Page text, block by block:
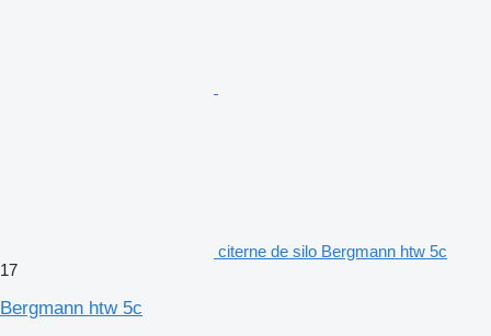
citerne de silo Bergmann htw 5c
17
Bergmann htw 5c